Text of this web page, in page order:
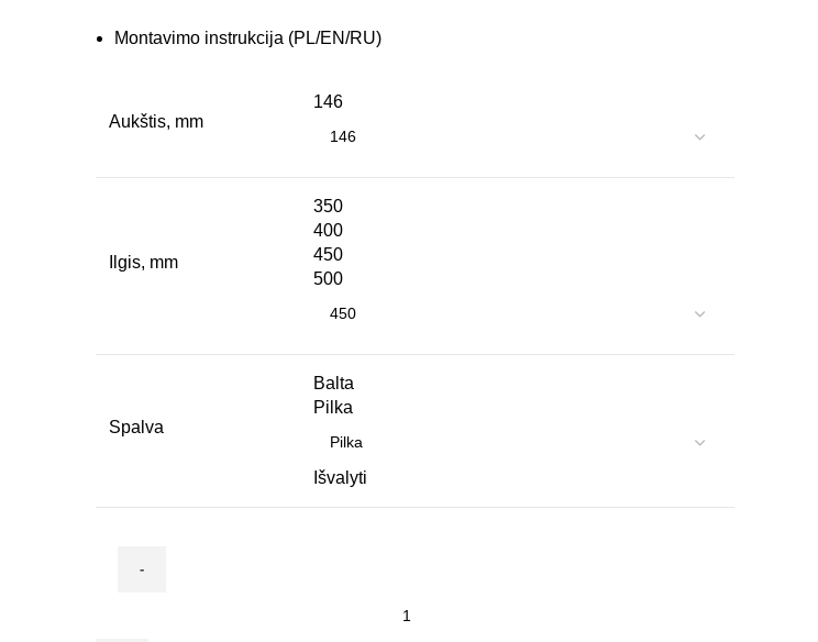
30,21 €
Montavimo instrukcija (PL/EN/RU)
Aukštis, mm
146
Ilgis, mm
350
400
450
500
Spalva
Balta
Pilka
Išvalyti